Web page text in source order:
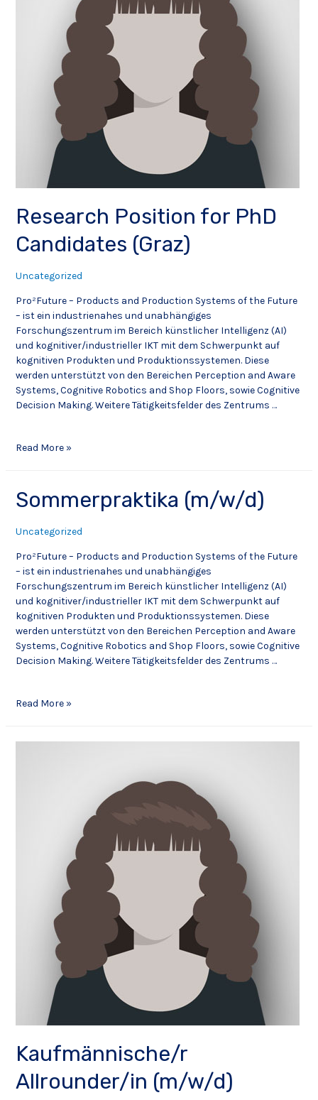
Research Position for PhD
Candidates (Graz)
Uncategorized
Pro²Future – Products and Production Systems of the Future
– ist ein industrienahes und unabhängiges
Forschungszentrum im Bereich künstlicher Intelligenz (AI)
und kognitiver/industrieller IKT mit dem Schwerpunkt auf
kognitiven Produkten und Produktionssystemen. Diese
werden unterstützt von den Bereichen Perception and Aware
Systems, Cognitive Robotics and Shop Floors, sowie Cognitive
Decision Making. Weitere Tätigkeitsfelder des Zentrums …
Read More »
Sommerpraktika (m/w/d)
Uncategorized
Pro²Future – Products and Production Systems of the Future
– ist ein industrienahes und unabhängiges
Forschungszentrum im Bereich künstlicher Intelligenz (AI)
und kognitiver/industrieller IKT mit dem Schwerpunkt auf
kognitiven Produkten und Produktionssystemen. Diese
werden unterstützt von den Bereichen Perception and Aware
Systems, Cognitive Robotics and Shop Floors, sowie Cognitive
Decision Making. Weitere Tätigkeitsfelder des Zentrums …
Read More »
Kaufmännische/r
Allrounder/in (m/w/d)